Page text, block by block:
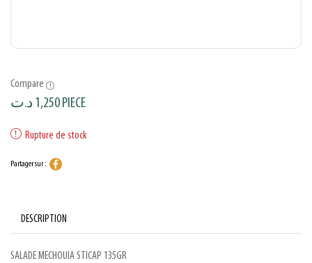
Compare
1,250د.ت PIECE
Rupture de stock
Partager sur :
DESCRIPTION
SALADE MECHOUIA STICAP 135GR